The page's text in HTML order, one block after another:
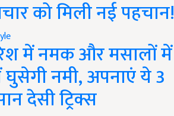
को मिली नई पहचान!
में नमक और मसालों में
घुसेगी नमी, अपनाएं ये 3
देसी ट्रिक्स